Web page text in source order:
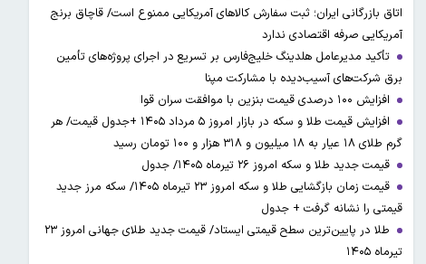
اتاق بازرگانی ایران؛ ثبت سفارش کالاهای آمریکایی ممنوع است/ قاچاق برنج
آمریکایی صرفه اقتصادی ندارد
تأکید مدیرعامل هلدینگ خلیج‌فارس بر تسریع در اجرای پروژه‌های تأمین
برق شرکت‌های آسیب‌دیده با مشارکت مپنا
افزایش ۱۰۰ درصدی قیمت بنزین با موافقت سران قوا
افزایش قیمت طلا و سکه در بازار امروز ۵ مرداد ۱۴۰۵ +جدول قیمت/ هر
گرم طلای ۱۸ عیار به ۱۸ میلیون و ۳۱۸ هزار و ۱۰۰ تومان رسید
قیمت جدید طلا و سکه امروز ۲۶ تیرماه ۱۴۰۵/ جدول
قیمت زمان بازگشایی طلا و سکه امروز ۲۳ تیرماه ۱۴۰۵/ سکه مرز جدید
قیمتی را نشانه گرفت + جدول
طلا در پایین‌ترین سطح قیمتی ایستاد/ قیمت جدید طلای جهانی امروز ۲۳
تیرماه ۱۴۰۵